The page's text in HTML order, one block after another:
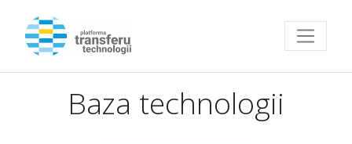
Przejdź do strony głównej
Baza technologii